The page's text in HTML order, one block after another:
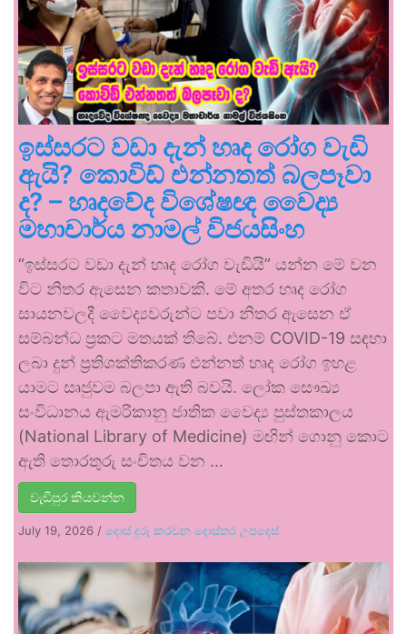
ඉස්සරට වඩා දැන් හෘද රෝග වැඩි
ඇයි? කොවිඩ් එන්නතත් බලපෑවා
ද? – හෘදවේද විශේෂඥ වෛද්‍ය
මහාචාර්ය නාමල් විජයසිංහ
“ඉස්සරට වඩා දැන් හෘද රෝග වැඩියි” යන්න මේ වන
විට නිතර ඇසෙන කතාවකි. මේ අතර හෘද රෝග
සායනවලදී වෛද්‍යවරුන්ට පවා නිතර ඇසෙන ඒ
සම්බන්ධ ප්‍රකට මතයක් තිබේ. එනම් COVID-19 සඳහා
ලබා දුන් ප්‍රතිශක්තිකරණ එන්නත් හෘද රෝග ඉහළ
යාමට සෘජුවම බලපා ඇති බවයි. ලෝක සෞඛ්‍ය
සංවිධානය ඇමරිකානු ජාතික වෛද්‍ය පුස්තකාලය
(National Library of Medicine) මඟින් ගොනු කොට
ඇති තොරතුරු සංචිතය වන …
වැඩිපුර කියවන්න
July 19, 2026 / දොස් දුරු කරවන දොස්තර උපදෙස්